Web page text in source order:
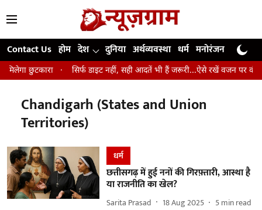
Contact Us होम देश दुनिया अर्थव्यवस्था धर्म मनोरंजन खेल
छुटकारा सिर्फ डाइट नहीं, सही आदतें भी हैं जरूरी...ऐसे रखें वजन पर
Chandigarh (States and Union
Territories)
धर्म
छत्तीसगढ़ में हुई ननों की गिरफ़्तारी, आस्था है
या राजनीति का खेल?
Sarita Prasad 18 Aug 2025 5min read